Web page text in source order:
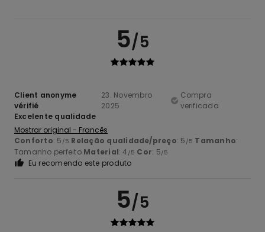
5/5
Client anonyme
vérifié
23. Novembro
2025
Compra
verificada
Excelente qualidade
Mostrar original - Francês
Conforto: 5 /5 Relação qualidade/preço: 5 /5 Tamanho:
Tamanho perfeito Material: 4 /5 Cor: 5/5
Eu recomendo este produto
5/5